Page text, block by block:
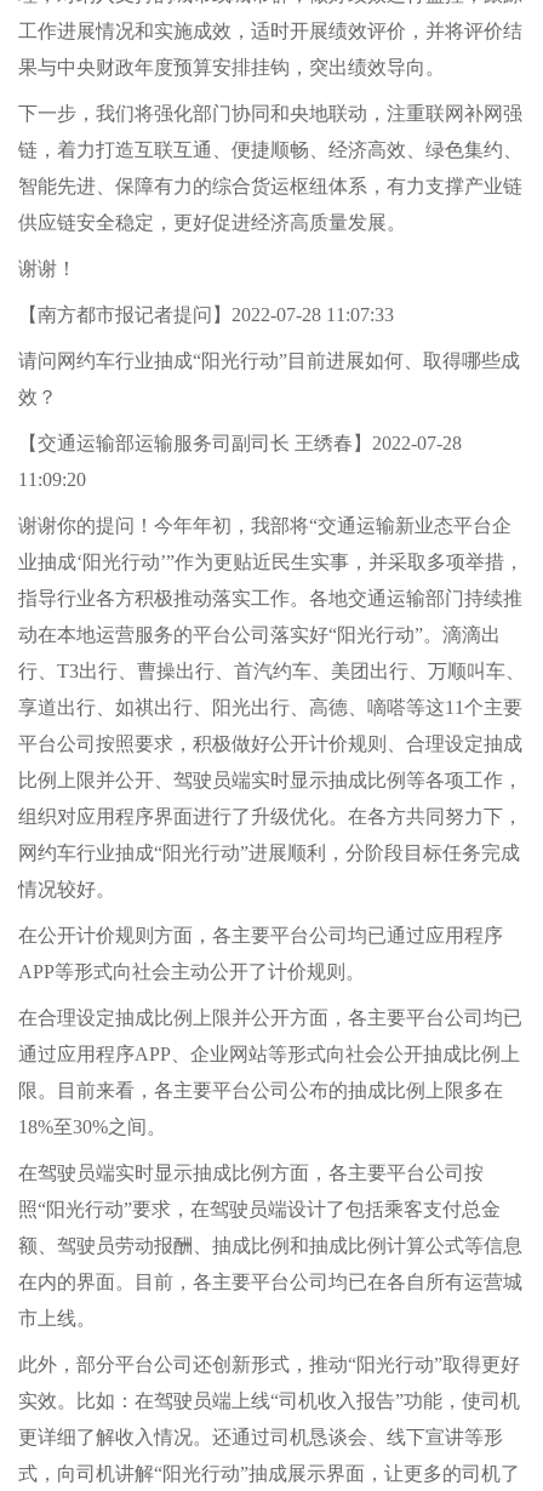
工作进展情况和实施成效，适时开展绩效评价，并将评价结
果与中央财政年度预算安排挂钩，突出绩效导向。
下一步，我们将强化部门协同和央地联动，注重联网补网强
链，着力打造互联互通、便捷顺畅、经济高效、绿色集约、
智能先进、保障有力的综合货运枢纽体系，有力支撑产业链
供应链安全稳定，更好促进经济高质量发展。
谢谢！
【南方都市报记者提问】2022-07-28 11:07:33
请问网约车行业抽成“阳光行动”目前进展如何、取得哪些成
效？
【交通运输部运输服务司副司长 王绣春】2022-07-28
11:09:20
谢谢你的提问！今年年初，我部将“交通运输新业态平台企
业抽成‘阳光行动’”作为更贴近民生实事，并采取多项举措，
指导行业各方积极推动落实工作。各地交通运输部门持续推
动在本地运营服务的平台公司落实好“阳光行动”。滴滴出
行、T3出行、曹操出行、首汽约车、美团出行、万顺叫车、
享道出行、如祺出行、阳光出行、高德、嘀嗒等这11个主要
平台公司按照要求，积极做好公开计价规则、合理设定抽成
比例上限并公开、驾驶员端实时显示抽成比例等各项工作，
组织对应用程序界面进行了升级优化。在各方共同努力下，
网约车行业抽成“阳光行动”进展顺利，分阶段目标任务完成
情况较好。
在公开计价规则方面，各主要平台公司均已通过应用程序
APP等形式向社会主动公开了计价规则。
在合理设定抽成比例上限并公开方面，各主要平台公司均已
通过应用程序APP、企业网站等形式向社会公开抽成比例上
限。目前来看，各主要平台公司公布的抽成比例上限多在
18%至30%之间。
在驾驶员端实时显示抽成比例方面，各主要平台公司按
照“阳光行动”要求，在驾驶员端设计了包括乘客支付总金
额、驾驶员劳动报酬、抽成比例和抽成比例计算公式等信息
在内的界面。目前，各主要平台公司均已在各自所有运营城
市上线。
此外，部分平台公司还创新形式，推动“阳光行动”取得更好
实效。比如：在驾驶员端上线“司机收入报告”功能，使司机
更详细了解收入情况。还通过司机恳谈会、线下宣讲等形
式，向司机讲解“阳光行动”抽成展示界面，让更多的司机了